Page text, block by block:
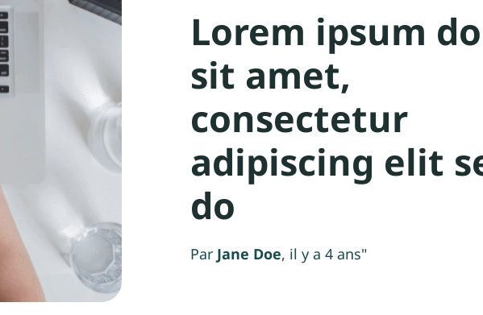
Lorem ipsum
sit amet,
consectetur
adipiscing elit
do
Par Jane Doe, il y a 4 ans"